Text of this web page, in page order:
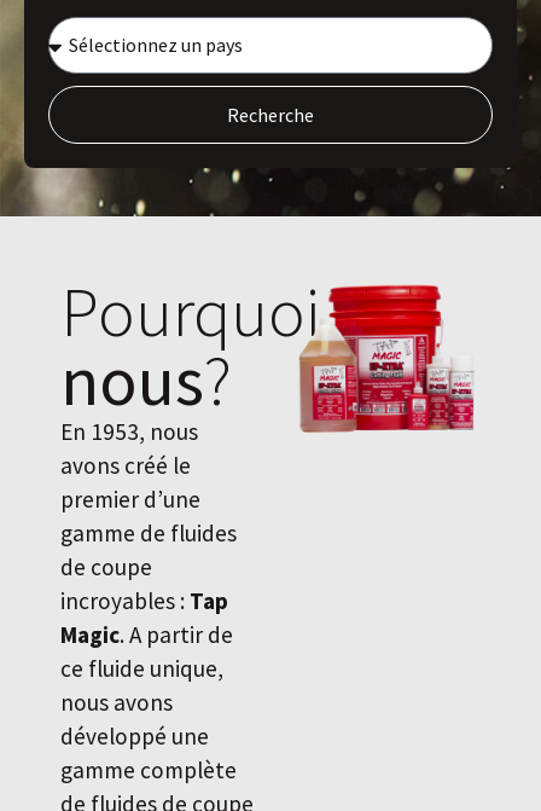
Recherche
Pourquoi
nous?
En 1953, nous
avons créé le
premier d’une
gamme de fluides
de coupe
incroyables : Tap
Magic. A partir de
ce fluide unique,
nous avons
développé une
gamme complète
de fluides de coupe